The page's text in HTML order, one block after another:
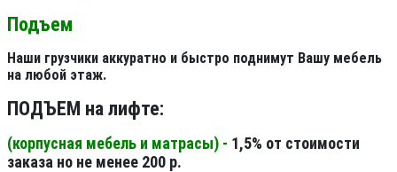
Подъем
Наши грузчики аккуратно и быстро поднимут Вашу мебель
на любой этаж.
ПОДЪЕМ на лифте:
(корпусная мебель и матрасы) - 1,5% от стоимости
заказа но не менее 200 р.